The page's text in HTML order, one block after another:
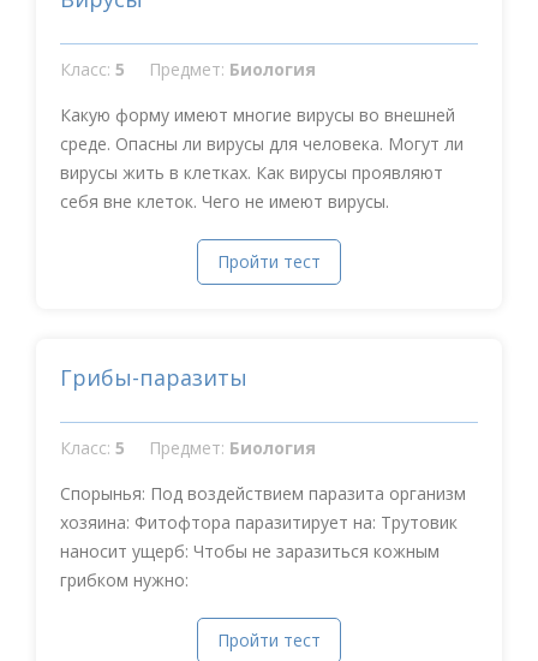
Класс: 5 Предмет: Биология
Какую форму имеют многие вирусы во внешней
среде. Опасны ли вирусы для человека. Могут ли
вирусы жить в клетках. Как вирусы проявляют
себя вне клеток. Чего не имеют вирусы.
Пройти тест
Грибы-паразиты
Класс: 5 Предмет: Биология
Спорынья: Под воздействием паразита организм
хозяина: Фитофтора паразитирует на: Трутовик
наносит ущерб: Чтобы не заразиться кожным
грибком нужно:
Пройти тест